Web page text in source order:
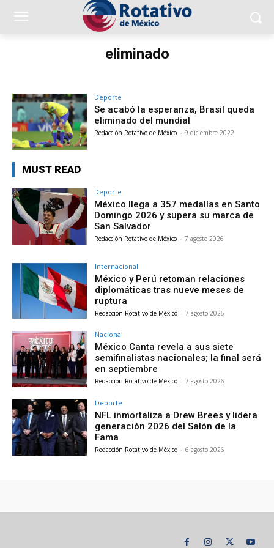
eliminado
Deporte
Se acabó la esperanza, Brasil queda
eliminado del mundial
Redacción Rotativo de México - 9 diciembre 2022
MUST READ
Deporte
México llega a 357 medallas en Santo
Domingo 2026 y supera su marca de
San Salvador
Redacción Rotativo de México - 7 agosto 2026
Internacional
México y Perú retoman relaciones
diplomáticas tras nueve meses de
ruptura
Redacción Rotativo de México - 7 agosto 2026
Nacional
México Canta revela a sus siete
semifinalistas nacionales; la final será
en septiembre
Redacción Rotativo de México - 7 agosto 2026
Deporte
NFL inmortaliza a Drew Brees y lidera
generación 2026 del Salón de la
Fama
Redacción Rotativo de México - 6 agosto 2026